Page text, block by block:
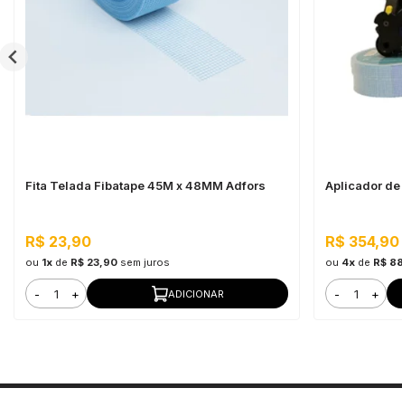
Fita Telada Fibatape 45M x 48MM Adfors
R$ 23,90
ou 1x de R$ 23,90 sem juros
- + ADICIONAR
Aplicador
R$ 354,90
ou 4x de R$
- +